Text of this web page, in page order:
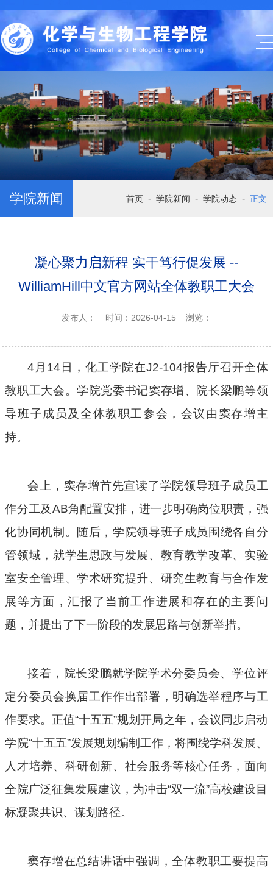
学院新闻 首页 - 学院新闻 - 学院动态 - 正文
凝心聚力启新程 实干笃行促发展 --
WilliamHill中文官方网站全体教职工大会
发布人： 时间：2026-04-15 浏览：
4 月14日，化工学院在J2-104报告厅召开全体
教职工大会。学院党委书记窦存增、院长梁鹏等领
导班子成员及全体教职工参会，会议由窦存增主
持。
会上，窦存增首先宣读了学院领导班子成员工
作分工及AB角配置安排，进一步明确岗位职责，强
化协同机制。随后，学院领导班子成员围绕各自分
管领域，就学生思政与发展、教育教学改革、实验
室安全管理、学术研究提升、研究生教育与合作发
展等方面，汇报了当前工作进展和存在的主要问
题，并提出了下一阶段的发展思路与创新举措。
接着，院长梁鹏就学院学术分委员会、学位评
定分委员会换届工作作出部署，明确选举程序与工
作要求。正值“十五五”规划开局之年，会议同步启动
学院“十五五”发展规划编制工作，将围绕学科发展、
人才培养、科研创新、社会服务等核心任务，面向
全院广泛征集发展建议，为冲击“双一流”高校建设目
标凝聚共识、谋划路径。
窦存增在总结讲话中强调，全体教职工要提高